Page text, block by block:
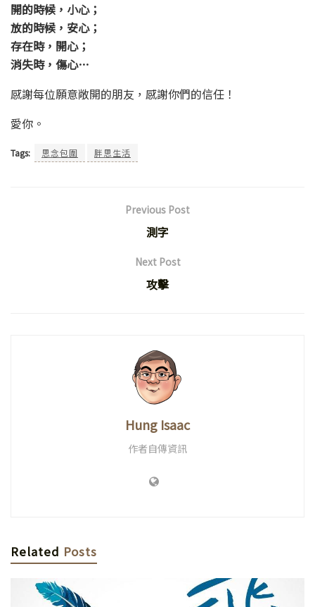
開的時候，小心；
放的時候，安心；
存在時，開心；
消失時，傷心…
感謝每位願意敞開的朋友，感謝你們的信任！
愛你。
Tags: 思念包圍 胖思生活
Previous Post
測字
Next Post
攻擊
Hung Isaac
作者自傳資訊
Related Posts